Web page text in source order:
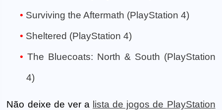
Surviving the Aftermath (PlayStation 4)
Sheltered (PlayStation 4)
The Bluecoats: North & South (PlayStation
4)
Não deixe de ver a lista de jogos de PlayStation